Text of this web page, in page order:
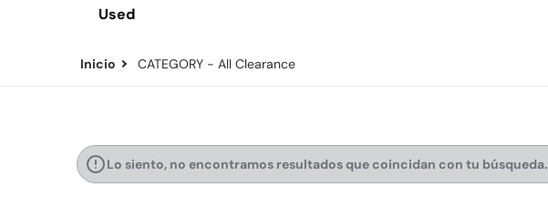
Used
Inicio CATEGORY - All Clearance
Lo siento, no encontramos resultados que coincidan con tu búsqueda.